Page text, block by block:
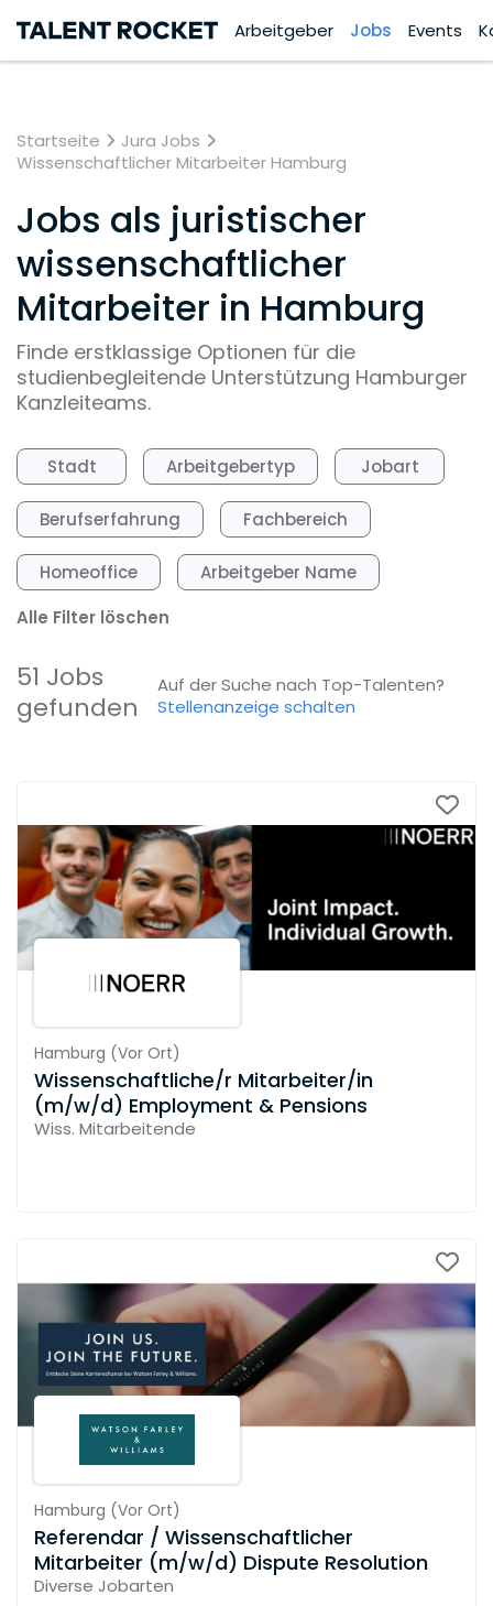
Arbeitgeber Jobs Events
Startseite
Jura Jobs
Wissenschaftlicher Mitarbeiter Hamburg
Jobs als juristischer
wissenschaftlicher
Mitarbeiter in Hamburg
Finde erstklassige Optionen für die
studienbegleitende Unterstützung Hamburger
Kanzleiteams.
Stadt Arbeitgebertyp Jobart
Berufserfahrung Fachbereich
Homeoffice
Arbeitgeber Name
Alle Filter löschen
51 Jobs
gefunden
Auf der Suche nach Top-Talenten?
Stellenanzeige schalten
Hamburg (Vor Ort)
Wissenschaftliche/r Mitarbeiter/in
(m/w/d) Employment & Pensions
Wiss. Mitarbeitende
Hamburg (Vor Ort)
Referendar / Wissenschaftlicher
Mitarbeiter (m/w/d) Dispute Resolution
Diverse Jobarten